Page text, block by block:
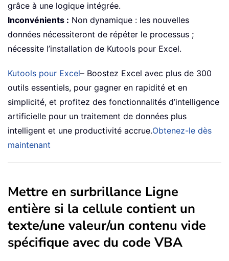
grâce à une logique intégrée.
Inconvénients : Non dynamique : les nouvelles
données nécessiteront de répéter le processus ;
nécessite l’installation de Kutools pour Excel.
Kutools pour Excel– Boostez Excel avec plus de 300
outils essentiels, pour gagner en rapidité et en
simplicité, et profitez des fonctionnalités d’intelligence
artificielle pour un traitement de données plus
intelligent et une productivité accrue.Obtenez-le dès
maintenant
Mettre en surbrillance Ligne
entière si la cellule contient un
texte/une valeur/un contenu vide
spécifique avec du code VBA